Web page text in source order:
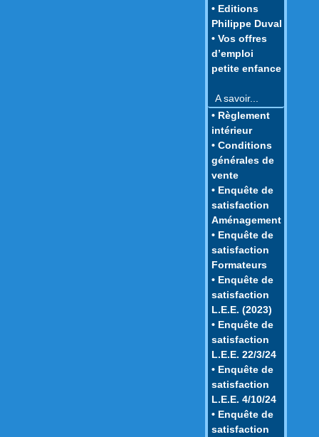
• Editions
Philippe Duval
• Vos offres
d’emploi
petite enfance
A savoir...
• Règlement
intérieur
• Conditions
générales de
vente
• Enquête de
satisfaction
Aménagement
• Enquête de
satisfaction
Formateurs
• Enquête de
satisfaction
L.E.E. (2023)
• Enquête de
satisfaction
L.E.E. 22/3/24
• Enquête de
satisfaction
L.E.E. 4/10/24
• Enquête de
satisfaction